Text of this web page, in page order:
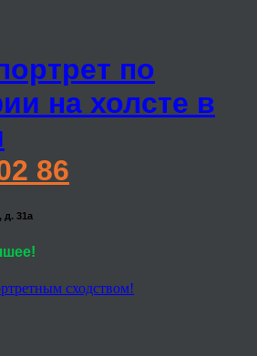
по
на холсте в
86
д. 31а
сходством!